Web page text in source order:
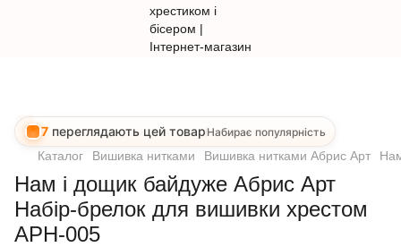
7 переглядають цей товар Набирає популярність
Каталог Вишивка нитками Вишивка нитками Абрис Арт
Нам і дощик байдуже Абрис Арт
Набір-брелок для вишивки хрестом
АРН-005